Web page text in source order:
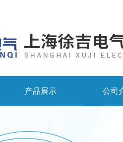
产品展示 公司